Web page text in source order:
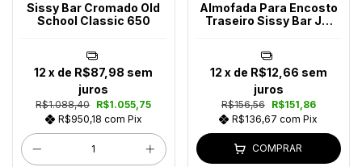
Sissy Bar Cromado Old
School Classic 650
R$1.088,40 R$1.055,75
R$950,18 com Pix
12 x de R$87,98 sem
juros
Almofada Para Encosto
Traseiro Sissy Bar JM
R$156,56
R$151,86
R$136,67com Pix
12 x de R$12,66 sem
juros
COMPRAR